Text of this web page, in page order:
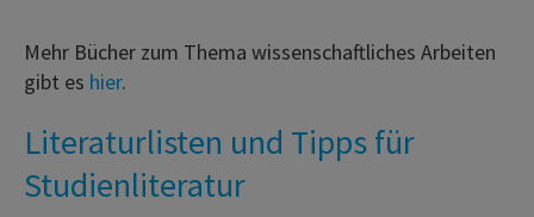
Mehr Bücher zum Thema wissenschaftliches Arbeiten
gibt es hier.
Literaturlisten und Tipps für
Studienliteratur